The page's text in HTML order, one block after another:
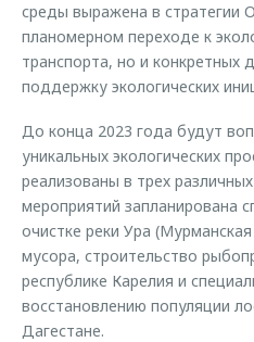
среды выражена в стратегии
планомерном переходе к
транспорта, но и конкретных
поддержку экологических
До конца 2023 года будут
уникальных экологических
реализованы в трех
мероприятий запланирована
очистке реки Ура
мусора, строительство
республике Карелия и
восстановлению популяции
Дагестане.